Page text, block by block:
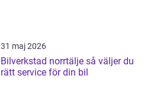
31 maj 2026
Bilverkstad norrtälje så väljer du
rätt service för din bil